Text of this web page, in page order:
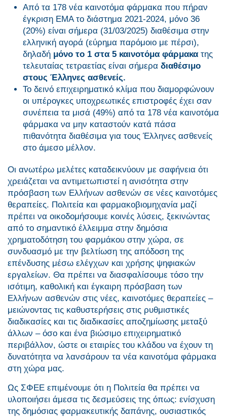
Από τα 178 νέα καινοτόμα φάρμακα που πήραν
έγκριση ΕΜΑ το διάστημα 2021-2024, μόνο 36
(20%) είναι σήμερα (31/03/2025) διαθέσιμα στην
ελληνική αγορά (εύρημα παρόμοιο με πέρσι),
δηλαδή μόνο το 1 στα 5 καινοτόμα φάρμακα της
τελευταίας τετραετίας είναι σήμερα διαθέσιμο
στους Έλληνες ασθενείς.
Το δεινό επιχειρηματικό κλίμα που διαμορφώνουν
οι υπέρογκες υποχρεωτικές επιστροφές έχει σαν
συνέπεια τα μισά (49%) από τα 178 νέα καινοτόμα
φάρμακα να μην καταστούν κατά πάσα
πιθανότητα διαθέσιμα για τους Έλληνες ασθενείς
στο άμεσο μέλλον.
Οι ανωτέρω μελέτες καταδεικνύουν με σαφήνεια ότι
χρειάζεται να αντιμετωπιστεί η ανισότητα στην
πρόσβαση των Ελλήνων ασθενών σε νέες καινοτόμες
θεραπείες. Πολιτεία και φαρμακοβιομηχανία μαζί
πρέπει να οικοδομήσουμε κοινές λύσεις, ξεκινώντας
από το σημαντικό έλλειμμα στην δημόσια
χρηματοδότηση του φαρμάκου στην χώρα, σε
συνδυασμό με την βελτίωση της απόδοση της
επένδυσης μέσω ελέγχων και χρήσης ψηφιακών
εργαλείων. Θα πρέπει να διασφαλίσουμε τόσο την
ισότιμη, καθολική και έγκαιρη πρόσβαση των
Ελλήνων ασθενών στις νέες, καινοτόμες θεραπείες –
μειώνοντας τις καθυστερήσεις στις ρυθμιστικές
διαδικασίες και τις διαδικασίες αποζημίωσης μεταξύ
άλλων – όσο και ένα βιώσιμο επιχειρηματικό
περιβάλλον, ώστε οι εταιρίες του κλάδου να έχουν τη
δυνατότητα να λανσάρουν τα νέα καινοτόμα φάρμακα
στη χώρα μας.
Ως ΣΦΕΕ επιμένουμε ότι η Πολιτεία θα πρέπει να
υλοποιήσει άμεσα τις δεσμεύσεις της όπως: ενίσχυση
της δημόσιας φαρμακευτικής δαπάνης, ουσιαστικός